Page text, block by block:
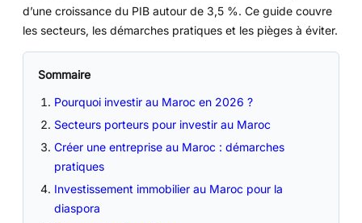
d’une croissance du PIB autour de 3,5 %. Ce guide couvre
les secteurs, les démarches pratiques et les pièges à éviter.
Sommaire
Pourquoi investir au Maroc en 2026 ?
Secteurs porteurs pour investir au Maroc
Créer une entreprise au Maroc : démarches
pratiques
Investissement immobilier au Maroc pour la
diaspora